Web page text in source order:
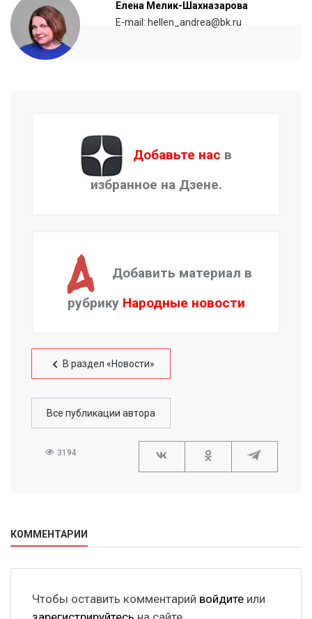
Елена Мелик-Шахназарова
E-mail: hellen_andrea@bk.ru
Добавьте нас в
избранное на Дзене.
Добавить материал в
рубрику Народные новости
В раздел «Новости»
Все публикации автора
3194
КОММЕНТАРИИ
Чтобы оставить комментарий войдите или